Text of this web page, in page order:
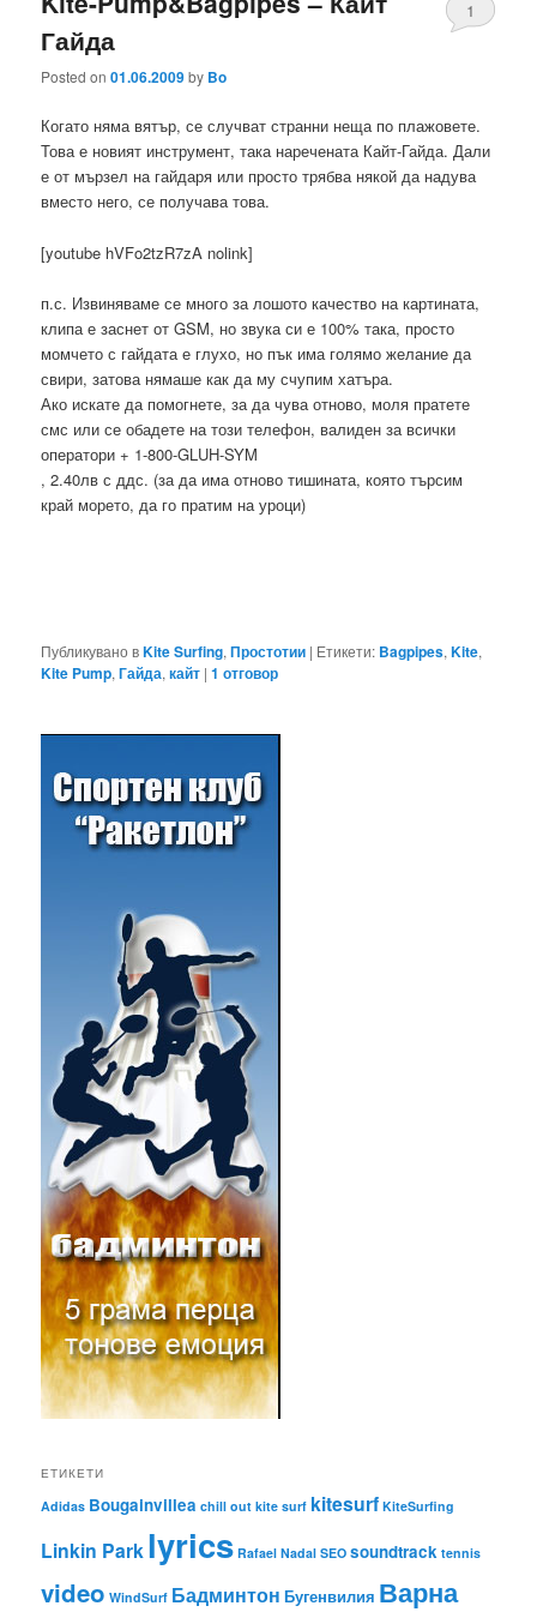
Гайда
Posted on01.06.2009by Bo
1
Когато няма вятър, се случват странни неща по плажовете.
Това е новият инструмент, така наречената Кайт-Гайда. Дали
е от мързел на гайдаря или просто трябва някой да надува
вместо него, се получава това.
[youtube hVFo2tzR7zA nolink]
п.с. Извиняваме се много за лошото качество на картината,
клипа е заснет от GSM, но звука си е 100% така, просто
момчето с гайдата е глухо, но пък има голямо желание да
свири, затова нямаше как да му счупим хатъра.
Ако искате да помогнете, за да чува отново, моля пратете
смс или се обадете на този телефон, валиден за всички
оператори + 1-800-GLUH-SYM
, 2.40лв с ддс. (за да има отново тишината, която търсим
край морето, да го пратим на уроци)
Публикувано вKite Surfing,Простотии | Етикети: Bagpipes,Kite,
Kite Pump,Гайда,кайт |1 отговор
ЕТИКЕТИ
Adidas Bougainvillea chill out kite surf kitesurf KiteSurfing
Linkin Parklyrics Rafael Nadal SEO soundtrack tennis
video WindSurf Бадминтон Бугенвилия Варна